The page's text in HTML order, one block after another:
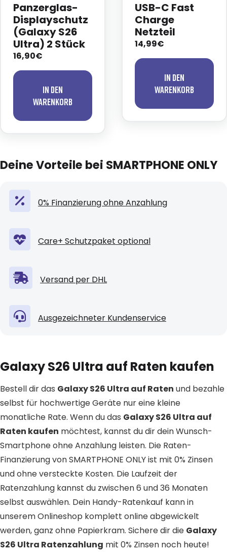
Panzerglas-
Displayschutz
(Galaxy S26
Ultra) 2 Stück
16,90€
In den
Warenkorb
USB-C Fast
Charge
Netzteil
14,99€
In den
Warenkorb
Deine Vorteile bei SMARTPHONE ONLY
0% Finanzierung ohne Anzahlung
Care+ Schutzpaket optional
Versand per DHL
Ausgezeichneter Kundenservice
Galaxy S26 Ultra auf Raten kaufen
Bestell dir das Galaxy S26 Ultra auf Raten und bezahle
selbst für hochwertige Geräte nur eine kleine
monatliche Rate. Wenn du das Galaxy S26 Ultra auf
Raten kaufen möchtest, kannst du dir dein Wunsch-
Smartphone ohne Anzahlung leisten. Die Raten-
Finanzierung von SMARTPHONE ONLY ist mit 0% Zinsen
und ohne versteckte Kosten. Die Laufzeit der
Ratenzahlung kannst du zwischen 6 und 36 Monaten
selbst auswählen. Dein Handy-Ratenkauf kann in
unserem Onlineshop komplett online abgewickelt
werden, ganz ohne Papierkram. Sichere dir die Galaxy
S26 Ultra Ratenzahlung mit 0% Zinsen noch heute!